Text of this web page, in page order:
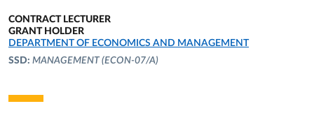
CONTRACT LECTURER
GRANT HOLDER
ORGANIZATIONAL AFFILIATION:
DEPARTMENT OF ECONOMICS AND MANAGEMENT
SSD: MANAGEMENT (ECON-07/A)